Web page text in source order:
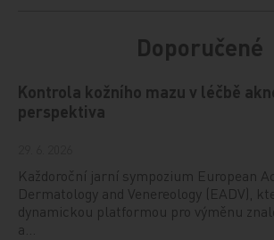
Doporučené
Kontrola kožního mazu v léčbě
perspektiva
Každoroční jarní sympozium European
Dermatology and Venereology (EADV),
dynamickou platformou pro výměnu
a…